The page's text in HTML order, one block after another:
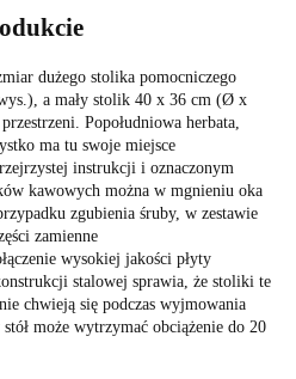
dużego stolika pomocniczego
a mały stolik 40 x 36 cm (Ø x
Popołudniowa herbata,
ma tu swoje miejsce
instrukcji i oznaczonym
kawowych można w mgnieniu oka
zgubienia śruby, w zestawie
zamienne
wysokiej jakości płyty
stalowej sprawia, że stoliki te
chwieją się podczas wyjmowania
może wytrzymać obciążenie do 20